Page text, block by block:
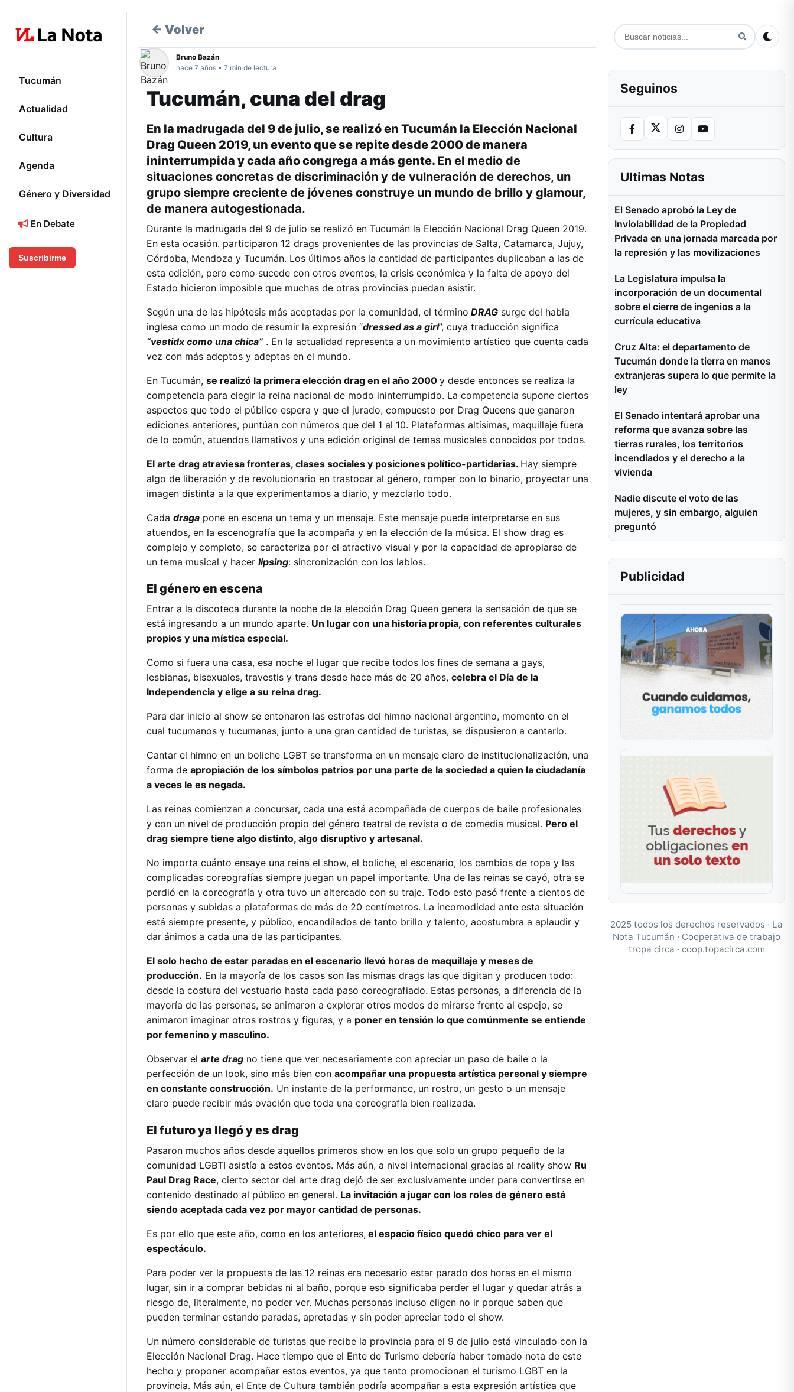
Tucumán
Actualidad
Cultura
Agenda
Género y Diversidad
En Debate
Suscribirme
← Volver
Bruno Bazán
hace 7 años • 7 min de lectura
Tucumán, cuna del drag
En la madrugada del 9 de julio, se realizó en Tucumán la Elección Nacional
Drag Queen 2019, un evento que se repite desde 2000 de manera
ininterrumpida y cada año congrega a más gente. En el medio de
situaciones concretas de discriminación y de vulneración de derechos, un
grupo siempre creciente de jóvenes construye un mundo de brillo y glamour,
de manera autogestionada.
Durante la madrugada del 9 de julio se realizó en Tucumán la Elección Nacional Drag Queen 2019.
En esta ocasión. participaron 12 drags provenientes de las provincias de Salta, Catamarca, Jujuy,
Córdoba, Mendoza y Tucumán. Los últimos años la cantidad de participantes duplicaban a las de
esta edición, pero como sucede con otros eventos, la crisis económica y la falta de apoyo del
Estado hicieron imposible que muchas de otras provincias puedan asistir.
Según una de las hipótesis más aceptadas por la comunidad, el término DRAG surge del habla
inglesa como un modo de resumir la expresión “dressed as a girl”, cuya traducción significa
“vestidx como una chica” . En la actualidad representa a un movimiento artístico que cuenta cada
vez con más adeptos y adeptas en el mundo.
En Tucumán, se realizó la primera elección drag en el año 2000 y desde entonces se realiza la
competencia para elegir la reina nacional de modo ininterrumpido. La competencia supone ciertos
aspectos que todo el público espera y que el jurado, compuesto por Drag Queens que ganaron
ediciones anteriores, puntúan con números que del 1 al 10. Plataformas altísimas, maquillaje fuera
de lo común, atuendos llamativos y una edición original de temas musicales conocidos por todos.
El arte drag atraviesa fronteras, clases sociales y posiciones político-partidarias. Hay siempre
algo de liberación y de revolucionario en trastocar al género, romper con lo binario, proyectar una
imagen distinta a la que experimentamos a diario, y mezclarlo todo.
Cada draga pone en escena un tema y un mensaje. Este mensaje puede interpretarse en sus
atuendos, en la escenografía que la acompaña y en la elección de la música. El show drag es
complejo y completo, se caracteriza por el atractivo visual y por la capacidad de apropiarse de
un tema musical y hacer lipsing: sincronización con los labios.
El género en escena
Entrar a la discoteca durante la noche de la elección Drag Queen genera la sensación de que se
está ingresando a un mundo aparte. Un lugar con una historia propia, con referentes culturales
propios y una mística especial.
Como si fuera una casa, esa noche el lugar que recibe todos los fines de semana a gays,
lesbianas, bisexuales, travestis y trans desde hace más de 20 años, celebra el Día de la
Independencia y elige a su reina drag.
Para dar inicio al show se entonaron las estrofas del himno nacional argentino, momento en el
cual tucumanos y tucumanas, junto a una gran cantidad de turistas, se dispusieron a cantarlo.
Cantar el himno en un boliche LGBT se transforma en un mensaje claro de institucionalización, una
forma de apropiación de los símbolos patrios por una parte de la sociedad a quien la ciudadanía
a veces le es negada.
Las reinas comienzan a concursar, cada una está acompañada de cuerpos de baile profesionales
y con un nivel de producción propio del género teatral de revista o de comedia musical. Pero el
drag siempre tiene algo distinto, algo disruptivo y artesanal.
No importa cuánto ensaye una reina el show, el boliche, el escenario, los cambios de ropa y las
complicadas coreografías siempre juegan un papel importante. Una de las reinas se cayó, otra se
perdió en la coreografía y otra tuvo un altercado con su traje. Todo esto pasó frente a cientos de
personas y subidas a plataformas de más de 20 centímetros. La incomodidad ante esta situación
está siempre presente, y público, encandilados de tanto brillo y talento, acostumbra a aplaudir y
dar ánimos a cada una de las participantes.
El solo hecho de estar paradas en el escenario llevó horas de maquillaje y meses de
producción. En la mayoría de los casos son las mismas drags las que digitan y producen todo:
desde la costura del vestuario hasta cada paso coreografiado. Estas personas, a diferencia de la
mayoría de las personas, se animaron a explorar otros modos de mirarse frente al espejo, se
animaron imaginar otros rostros y figuras, y a poner en tensión lo que comúnmente se entiende
por femenino y masculino.
Observar el arte drag no tiene que ver necesariamente con apreciar un paso de baile o la
perfección de un look, sino más bien con acompañar una propuesta artística personal y siempre
en constante construcción. Un instante de la performance, un rostro, un gesto o un mensaje
claro puede recibir más ovación que toda una coreografía bien realizada.
El futuro ya llegó y es drag
Pasaron muchos años desde aquellos primeros show en los que solo un grupo pequeño de la
comunidad LGBTI asistía a estos eventos. Más aún, a nivel internacional gracias al reality show Ru
Paul Drag Race, cierto sector del arte drag dejó de ser exclusivamente under para convertirse en
contenido destinado al público en general. La invitación a jugar con los roles de género está
siendo aceptada cada vez por mayor cantidad de personas.
Es por ello que este año, como en los anteriores, el espacio físico quedó chico para ver el
espectáculo.
Para poder ver la propuesta de las 12 reinas era necesario estar parado dos horas en el mismo
lugar, sin ir a comprar bebidas ni al baño, porque eso significaba perder el lugar y quedar atrás a
riesgo de, literalmente, no poder ver. Muchas personas incluso eligen no ir porque saben que
pueden terminar estando paradas, apretadas y sin poder apreciar todo el show.
Un número considerable de turistas que recibe la provincia para el 9 de julio está vinculado con la
Elección Nacional Drag. Hace tiempo que el Ente de Turismo debería haber tomado nota de este
hecho y proponer acompañar estos eventos, ya que tanto promocionan el turismo LGBT en la
provincia. Más aún, el Ente de Cultura también podría acompañar a esta expresión artística que
Seguinos
Ultimas Notas
El Senado aprobó la Ley de
Inviolabilidad de la Propiedad
Privada en una jornada marcada por
la represión y las movilizaciones
La Legislatura impulsa la
incorporación de un documental
sobre el cierre de ingenios a la
currícula educativa
Cruz Alta: el departamento de
Tucumán donde la tierra en manos
extranjeras supera lo que permite la
ley
El Senado intentará aprobar una
reforma que avanza sobre las
tierras rurales, los territorios
incendiados y el derecho a la
vivienda
Nadie discute el voto de las
mujeres, y sin embargo, alguien
preguntó
Publicidad
2025 todos los derechos reservados · La
Nota Tucumán · Cooperativa de trabajo
tropa circa · coop.topacirca.com